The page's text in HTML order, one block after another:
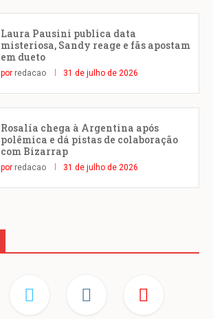
Laura Pausini publica data
misteriosa, Sandy reage e fãs apostam
em dueto
por redacao 31 de julho de 2026
Rosalía chega à Argentina após
polêmica e dá pistas de colaboração
com Bizarrap
por redacao 31 de julho de 2026